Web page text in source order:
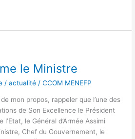
le Ministre
/actualité /CCOM MENEFP
mon propos, rappeler que l’une des
de Son Excellence le Président
le Général d’Armée Assimi
Chef du Gouvernement, le